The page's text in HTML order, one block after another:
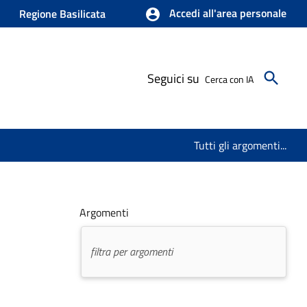
Regione Basilicata Accedi all'area personale
Seguici su Cerca con IA
Tutti gli argomenti...
Argomenti